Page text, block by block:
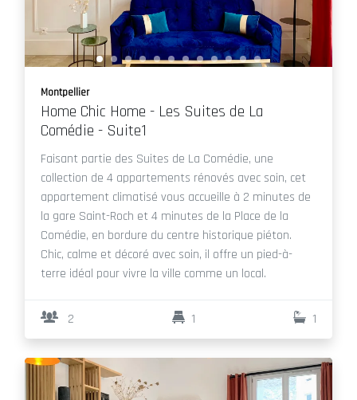
Montpellier
Home Chic Home - Les Suites de La
Comédie - Suite1
Faisant partie des Suites de La Comédie, une
collection de 4 appartements rénovés avec soin, cet
appartement climatisé vous accueille à 2 minutes de
la gare Saint-Roch et 4 minutes de la Place de la
Comédie, en bordure du centre historique piéton.
Chic, calme et décoré avec soin, il offre un pied-à-
terre idéal pour vivre la ville comme un local.
2 1 1